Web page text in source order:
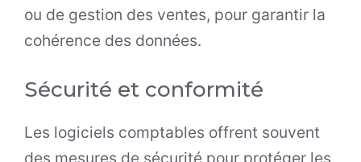
ou de gestion des ventes, pour garantir la
cohérence des données.
Sécurité et conformité
Les logiciels comptables offrent souvent
des mesures de sécurité pour protéger les